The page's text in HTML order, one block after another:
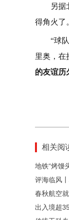
另据
得角火了
“球
里奥，在
的友谊历
相关阅
地铁“烤馒
春秋航空
出入境超